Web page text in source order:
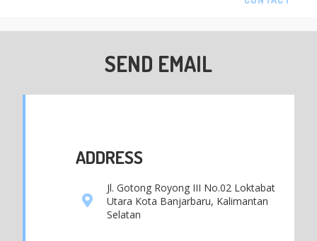
SEND EMAIL
ADDRESS
Jl. Gotong Royong III No.02 Loktabat
Utara Kota Banjarbaru, Kalimantan
Selatan